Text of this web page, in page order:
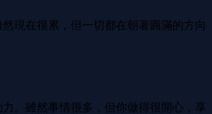
現在很累，但一切都在朝著圓滿的方向
。雖然事情很多，但你做得很開心，享